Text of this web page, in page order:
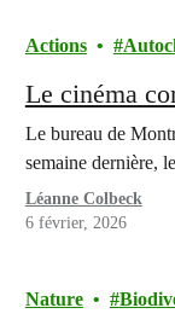
Actions
Le cinéma
Le bureau de
semaine dernière,
Léanne Colbeck
6 février, 2026
Nature